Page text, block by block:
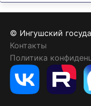
© Ингушский
Контакты
Политика